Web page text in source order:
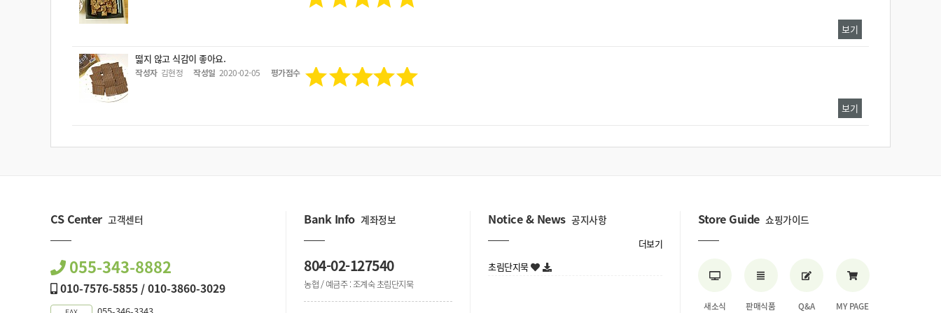
보기
떫지 않고 식감이 좋아요.
작성자 김현정 작성일 2020-02-05 평가점수
보기
CS Center 고객센터
055-343-8882
010-7576-5855 / 010-3860-3029
Bank Info 계좌정보
804-02-127540
농협 / 예금주 : 조계숙 초림단지묵
Notice & News 공지사항
초림단지묵
더보기
Store Guide 쇼핑가이드
새소식 판매식품 Q&A MY PAGE